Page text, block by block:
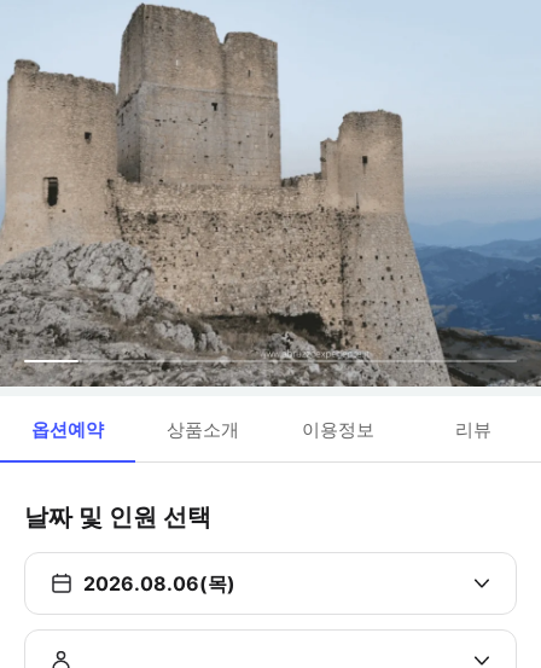
옵션예약 상품소개 이용정보 리뷰
날짜 및 인원 선택
2026.08.06(목)